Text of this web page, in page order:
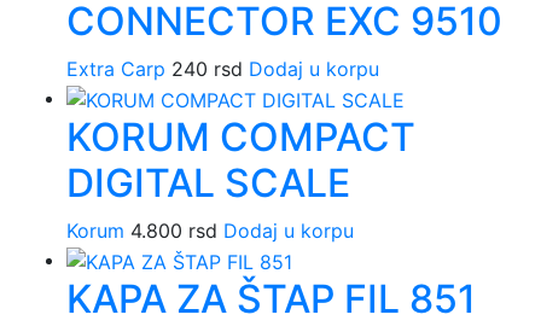
CONNECTOR EXC 9510
Extra Carp 240 rsd Dodaj u korpu
KORUM COMPACT
DIGITAL SCALE
Korum 4.800 rsd Dodaj u korpu
KAPA ZA ŠTAP FIL 851